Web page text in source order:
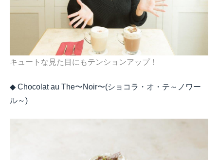
キュートな見た目にもテンションアップ！
◆ Chocolat au The〜Noir〜(ショコラ・オ・テ～ノワー
ル～ )